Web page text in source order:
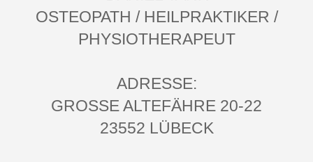
OSTEOPATH / HEILPRAKTIKER /
PHYSIOTHERAPEUT
ADRESSE:
GROSSE ALTEFÄHRE 20-22
23552 LÜBECK